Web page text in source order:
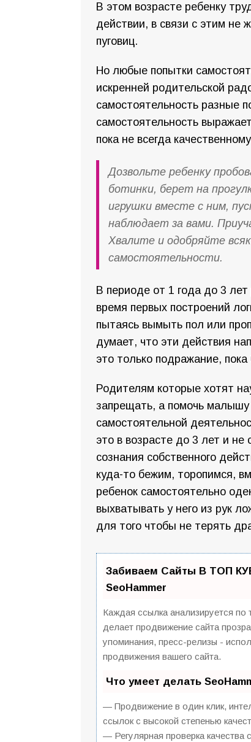
В этом возрасте ребенку
действии, в связи с этим не
пуговиц.
Но любые попытки
искренней родительской
самостоятельность разные
самостоятельность
пока не всегда
Дозвольте ребенку
ботинки, берет на
игрушки вместе с ним,
наблюдает за вами.
Хвалите и одобряйте
самостоятельности.
В периоде от 1 года до 3
время первых построений
пытаясь вымыть пол или
думает, что эти действия
это только подражание,
Родителям которые хотят
запрещать, а помочь малышу
самостоятельной
это в возрасте до 3 лет и
сознания собственного
куда-то бежим, торопимся,
ребенок самостоятельно
выхватывать у него из рук
для того чтобы не терять
Забиваем Сайты В ТОП
SeoHammer
Каждая ссылка анализируется по
делает продвижение сайта
упоминания, пресс-релизы -
продвижения вашего сайта.
Что умеет делать
— Продвижение в один клик,
ссылок с высокой степенью
— Регулярная проверка